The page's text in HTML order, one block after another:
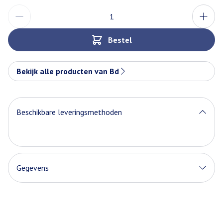
Bestel
Bekijk alle producten van Bd
Beschikbare leveringsmethoden
Gegevens